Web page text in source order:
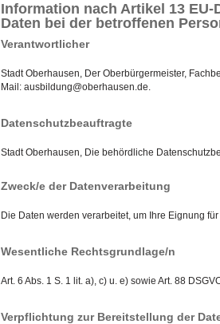
Information nach Artikel 13
Daten bei der betroffenen
Verantwortlicher
Stadt Oberhausen, Der Oberbürgermeister,
Mail: ausbildung@oberhausen.de.
Datenschutzbeauftragte
Stadt Oberhausen, Die behördliche
Zweck/e der Datenverarbeitung
Die Daten werden verarbeitet, um Ihre Eignung
Wesentliche Rechtsgrundlage/n
Art. 6 Abs. 1 S. 1 lit. a), c) u. e) sowie Art. 88
Verpflichtung zur Bereitstellung der